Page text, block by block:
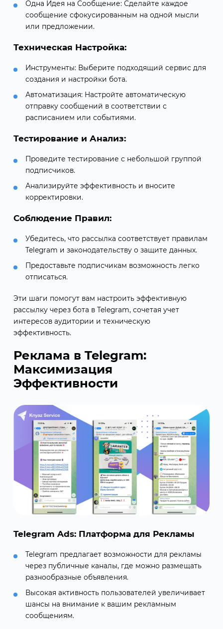
Одна Идея на Сообщение: Сделайте каждое
сообщение сфокусированным на одной мысли
или предложении.
Техническая Настройка:
Инструменты: Выберите подходящий сервис для
создания и настройки бота.
Автоматизация: Настройте автоматическую
отправку сообщений в соответствии с
расписанием или событиями.
Тестирование и Анализ:
Проведите тестирование с небольшой группой
подписчиков.
Анализируйте эффективность и вносите
корректировки.
Соблюдение Правил:
Убедитесь, что рассылка соответствует правилам
Telegram и законодательству о защите данных.
Предоставьте подписчикам возможность легко
отписаться.
Эти шаги помогут вам настроить эффективную
рассылку через бота в Telegram, сочетая учет
интересов аудитории и техническую
эффективность.
Реклама в Telegram:
Максимизация
Эффективности
Telegram Ads: Платформа для Рекламы
Telegram предлагает возможности для рекламы
через публичные каналы, где можно размещать
разнообразные объявления.
Высокая активность пользователей увеличивает
шансы на внимание к вашим рекламным
сообщениям.